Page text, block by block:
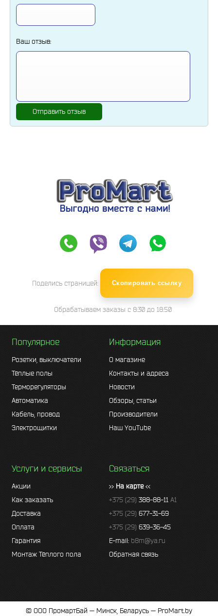
Ваш отзыв:
Отправить отзыв
Поделись страницей: Скопировать ссылку
Обрабатываем заказы с 8:30 до 18:50
Популярное
Розетки, выключатели
Тёплые полы
Терморегуляторы
Автоматика
Кабель, провод
Электрощитки
Информация
О магазине
Контакты и адреса
Новости
Обзоры, статьи
Производители
Наш YouTube
Услуги и сервисы
Акции
Как заказать
Доставка
Оплата
Гарантия
Монтаж Тёплого пола
Связаться
>> На карте<<
+375 (29) 388-88-11 A1
+375 (29) 677-31-69
+375 (29) 639-36-45
E-mail: b8m@ya.ru
Обратная связь
© ООО ПромартБай — Минск, Беларусь — ProMart.by